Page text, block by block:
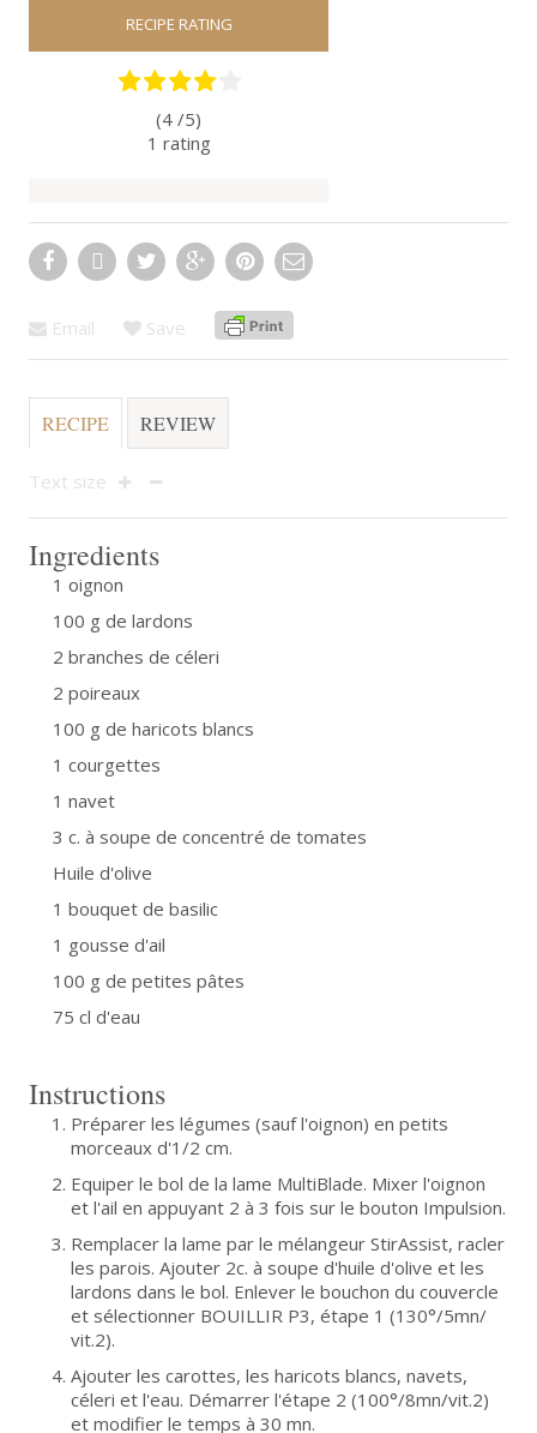
RECIPE RATING
(4 /5)
1 rating
Email Save
RECIPE REVIEW
Text size
Ingredients
1 oignon
100 g de lardons
2 branches de céleri
2 poireaux
100 g de haricots blancs
1 courgettes
1 navet
3 c. à soupe de concentré de tomates
Huile d'olive
1 bouquet de basilic
1 gousse d'ail
100 g de petites pâtes
75 cl d'eau
Instructions
Préparer les légumes (sauf l'oignon) en petits
morceaux d'1/2 cm.
Equiper le bol de la lame MultiBlade. Mixer l'oignon
et l'ail en appuyant 2 à 3 fois sur le bouton Impulsion.
Remplacer la lame par le mélangeur StirAssist, racler
les parois. Ajouter 2c. à soupe d'huile d'olive et les
lardons dans le bol. Enlever le bouchon du couvercle
et sélectionner BOUILLIR P3, étape 1 (130°/5mn/
vit.2).
Ajouter les carottes, les haricots blancs, navets,
céleri et l'eau. Démarrer l'étape 2 (100°/8mn/vit.2)
et modifier le temps à 30 mn.